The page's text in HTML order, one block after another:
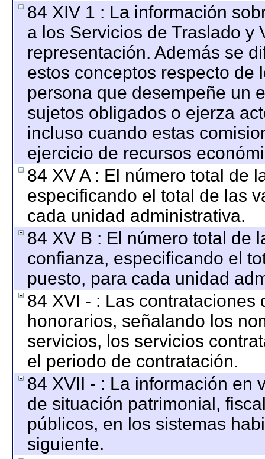
84 XIV 1 : La información
a los Servicios de Traslado y
representación. Además se
estos conceptos respecto de
persona que desempeñe un
sujetos obligados o ejerza
incluso cuando estas
ejercicio de recursos
84 XV A : El número total de
especificando el total de las
cada unidad administrativa.
84 XV B : El número total de
confianza, especificando el
puesto, para cada unidad
84 XVI - : Las
honorarios, señalando los
servicios, los servicios
el periodo de contratación.
84 XVII - : La información en
de situación patrimonial,
públicos, en los sistemas
siguiente.